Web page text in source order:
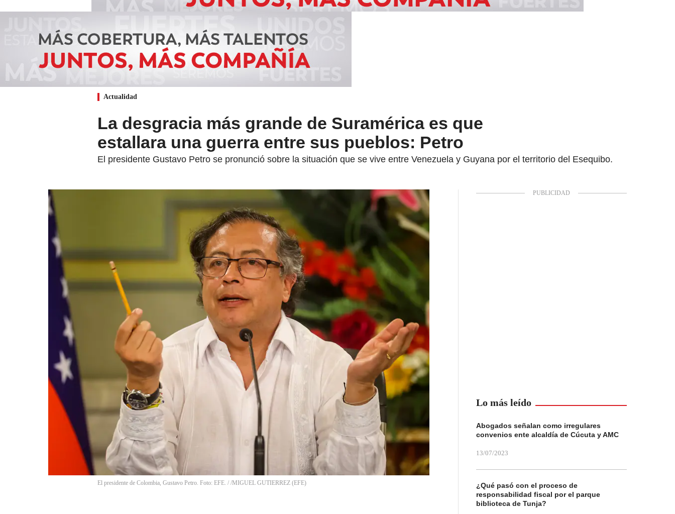
Actualidad
La desgracia más grande de Suramérica es que
estallara una guerra entre sus pueblos: Petro
El presidente Gustavo Petro se pronunció sobre la situación que se vive entre Venezuela y Guyana por el territorio del Esequibo.
El presidente de Colombia, Gustavo Petro. Foto: EFE. / /MIGUEL GUTIERREZ (EFE)
Lo más leído
Abogados señalan como irregulares
convenios ente alcaldía de Cúcuta y AMC
13/07/2023
¿Qué pasó con el proceso de
responsabilidad fiscal por el parque
biblioteca de Tunja?